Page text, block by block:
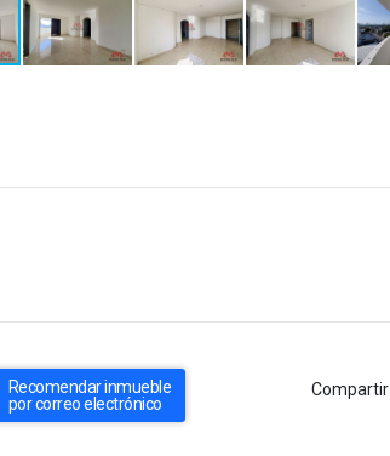
Recomendar inmueble
por correo electrónico
Compartir